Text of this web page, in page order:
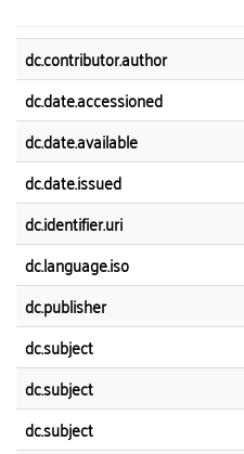
dc.contributor.author
dc.date.accessioned
dc.date.available
dc.date.issued
dc.identifier.uri
dc.language.iso
dc.publisher
dc.subject
dc.subject
dc.subject